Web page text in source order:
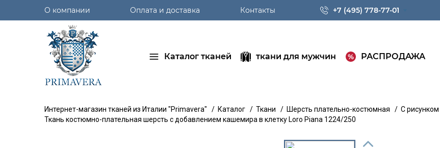
О компании Оплата и доставка Контакты +7 (495) 778-77-01
Каталог тканей ткани для мужчин РАСПРОДАЖА
Интернет-магазин тканей из Италии "Primavera" / Каталог / Ткани / Шерсть плательно-костюмная / С рисунком
Ткань костюмно-плательная шерсть с добавлением кашемира в клетку Loro Piana 1224/250